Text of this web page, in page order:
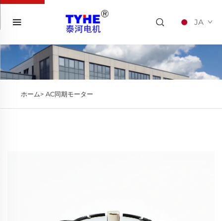
JA
ホーム> AC同期モーター